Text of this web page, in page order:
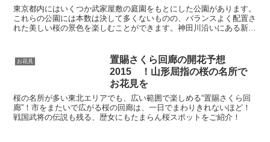
東京都内にはいくつか武家屋敷の庭園をもとにした公園があります。
これらの公園には本数は決して多くないものの、バランスよく配置さ
れた美しい桜の景色を楽しむことができます。神田川沿いにある新江
お花見
置賜さくら回廊の開花予想
2015 ！山形屈指の桜の名所で
お花見を
桜の名所が多い東北エリアでも、広い範囲で楽しめる“置賜さくら回
廊”！市をまたいで広がる桜の回廊は、一日でまわりきれないほど！
戦国武将の伝説も残る、歴女にもたまらん桜スポットをご紹介！